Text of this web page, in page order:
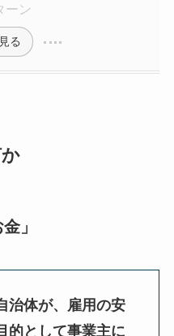
ーン
る
」
治体が、雇用の安
的として事業主に